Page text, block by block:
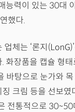
능력이 있는 30대
했다.
체는 ‘론지
화장품을 캡슐 형
바탕으로 눈가와 목
크림 등을 선보였
전통적으로 30~50